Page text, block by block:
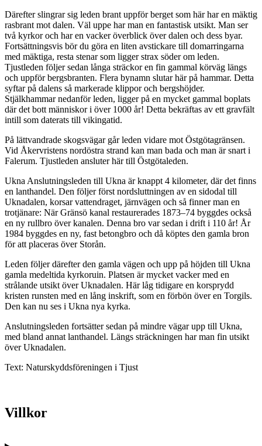
Därefter slingrar sig leden brant uppför berget som här har en mäktig
rasbrant mot dalen. Väl uppe har man en fantastisk utsikt. Man ser
två kyrkor och har en vacker överblick över dalen och dess byar.
Fortsättningsvis bör du göra en liten avstickare till domarringarna
med mäktiga, resta stenar som ligger strax söder om leden.
Tjustleden följer sedan långa sträckor en fin gammal körväg längs
och uppför bergs­branten. Flera bynamn slutar här på hammar. Detta
syftar på dalens så markerade klippor och bergshöjder.
Stjälkhammar nedanför leden, ligger på en mycket gammal boplats
där det bott människor i över 1000 år! Detta bekräftas av ett gravfält
intill som daterats till vikingatid.
På lättvandrade skogsvägar går leden vidare mot Östgötagränsen.
Vid Åkervristens nordöstra strand kan man bada och man är snart i
Falerum. Tjustleden ansluter här till Östgötaleden.
Ukna Anslutningsleden till Ukna är knappt 4 kilometer, där det finns
en lanthandel. Den följer först nordsluttningen av en sidodal till
Uknadalen, korsar vattendraget, järnvägen och så finner man en
trotjänare: När Gränsö kanal restaurerades 1873–74 byggdes också
en ny rullbro över kanalen. Denna bro var sedan i drift i 110 år! År
1984 byggdes en ny, fast betongbro och då köptes den gamla bron
för att placeras över Storån.
Leden följer därefter den gamla vägen och upp på höjden till Ukna
gamla medeltida kyrkoruin. Platsen är mycket vacker med en
strålande utsikt över Uknadalen. Här låg tidigare en korsprydd
kristen runsten med en lång inskrift, som en förbön över en Torgils.
Den kan nu ses i Ukna nya kyrka.
Anslutningsleden fortsätter sedan på mindre vägar upp till Ukna,
med bland annat lanthandel. Längs sträckningen har man fin utsikt
över Uknadalen.
Text: Naturskyddsföreningen i Tjust
Villkor